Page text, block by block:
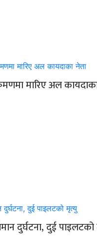
मारिए अल
दुर्घटना, दुई